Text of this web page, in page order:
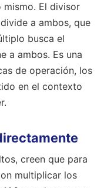
mismo. El divisor
a ambos, que
busca el
a ambos. Es una
de operación, los
en el contexto
creen que para
multiplicar los